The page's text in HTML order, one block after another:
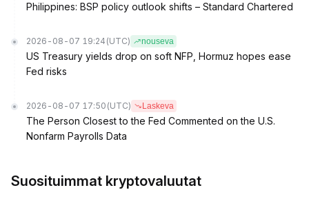
Philippines: BSP policy outlook shifts – Standard Chartered
2026-08-07 19:24 (UTC) nouseva
US Treasury yields drop on soft NFP, Hormuz hopes ease
Fed risks
2026-08-07 17:50 (UTC) Laskeva
The Person Closest to the Fed Commented on the U.S.
Nonfarm Payrolls Data
Suosituimmat kryptovaluutat